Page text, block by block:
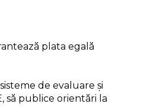
plata egală
de evaluare și
să publice orientări la